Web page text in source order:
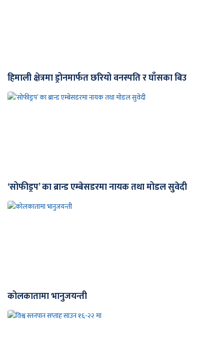
हिमाली क्षेत्रमा ड्रोनमार्फत छरियो वनस्पति र घाँसका बिउ
‘सोफीड्रप’ का ब्रान्ड एम्बेसडरमा नायक तथा मोडल सुवेदी
कोलकातामा भानुजयन्ती